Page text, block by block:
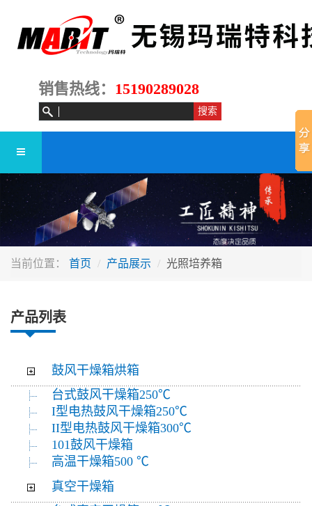
销售热线： 15190289028
当前位置： 首页 产品展示 光照培养箱
产品列表
鼓风干燥箱烘箱
台式鼓风干燥箱250℃
I型电热鼓风干燥箱250℃
II型电热鼓风干燥箱300℃
101鼓风干燥箱
高温干燥箱500 ℃
真空干燥箱